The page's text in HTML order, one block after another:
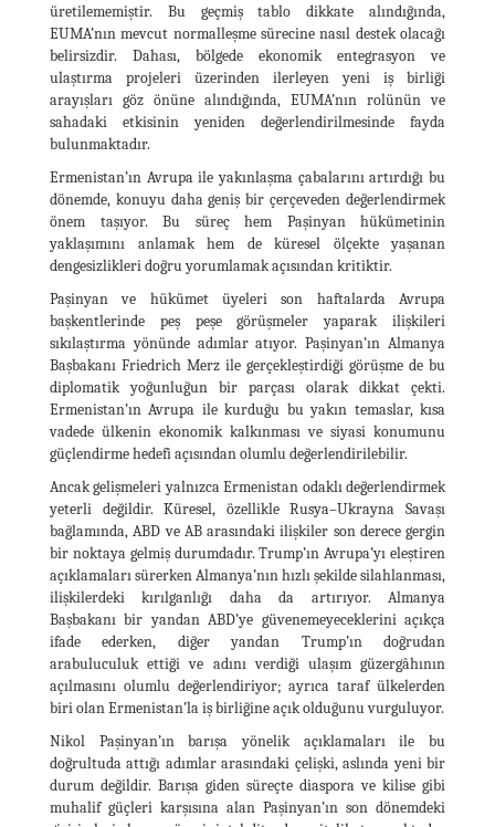
üretilememiştir. Bu geçmiş tablo dikkate alındığında,
EUMA’nın mevcut normalleşme sürecine nasıl destek olacağı
belirsizdir. Dahası, bölgede ekonomik entegrasyon ve
ulaştırma projeleri üzerinden ilerleyen yeni iş birliği
arayışları göz önüne alındığında, EUMA’nın rolünün ve
sahadaki etkisinin yeniden değerlendirilmesinde fayda
bulunmaktadır.
Ermenistan’ın Avrupa ile yakınlaşma çabalarını artırdığı bu
dönemde, konuyu daha geniş bir çerçeveden değerlendirmek
önem taşıyor. Bu süreç hem Paşinyan hükümetinin
yaklaşımını anlamak hem de küresel ölçekte yaşanan
dengesizlikleri doğru yorumlamak açısından kritiktir.
Paşinyan ve hükümet üyeleri son haftalarda Avrupa
başkentlerinde peş peşe görüşmeler yaparak ilişkileri
sıkılaştırma yönünde adımlar atıyor. Paşinyan’ın Almanya
Başbakanı Friedrich Merz ile gerçekleştirdiği görüşme de bu
diplomatik yoğunluğun bir parçası olarak dikkat çekti.
Ermenistan’ın Avrupa ile kurduğu bu yakın temaslar, kısa
vadede ülkenin ekonomik kalkınması ve siyasi konumunu
güçlendirme hedefi açısından olumlu değerlendirilebilir.
Ancak gelişmeleri yalnızca Ermenistan odaklı değerlendirmek
yeterli değildir. Küresel, özellikle Rusya–Ukrayna Savaşı
bağlamında, ABD ve AB arasındaki ilişkiler son derece gergin
bir noktaya gelmiş durumdadır. Trump’ın Avrupa’yı eleştiren
açıklamaları sürerken Almanya’nın hızlı şekilde silahlanması,
ilişkilerdeki kırılganlığı daha da artırıyor. Almanya
Başbakanı bir yandan ABD’ye güvenemeyeceklerini açıkça
ifade ederken, diğer yandan Trump’ın doğrudan
arabuluculuk ettiği ve adını verdiği ulaşım güzergâhının
açılmasını olumlu değerlendiriyor; ayrıca taraf ülkelerden
biri olan Ermenistan’la iş birliğine açık olduğunu vurguluyor.
Nikol Paşinyan’ın barışa yönelik açıklamaları ile bu
doğrultuda attığı adımlar arasındaki çelişki, aslında yeni bir
durum değildir. Barışa giden süreçte diaspora ve kilise gibi
muhalif güçleri karşısına alan Paşinyan’ın son dönemdeki